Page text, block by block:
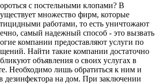
с постельными клопами? В
множество фирм, которые
работами, то есть уничтожают
самый надежный способ - это вызвать
компании предоставляют услуги по
Найти такие компании достаточно
объявления о своих услугах в
Необходимо лишь обратиться к ним и
дезинфектора на дом. При заключении